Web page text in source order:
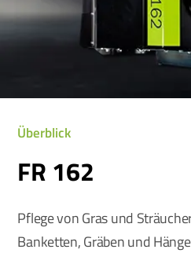
Überblick
FR 162
Pflege von Gras und
Banketten, Gräben und